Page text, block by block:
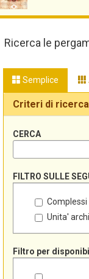
Ricerca le
Semplice
Criteri di ricerca
CERCA
FILTRO SULLE
Unita'
Filtro per